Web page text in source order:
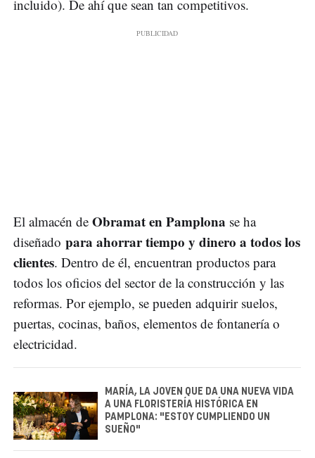
incluido). De ahí que sean tan competitivos.
El almacén de Obramat en Pamplona se ha
diseñado para ahorrar tiempo y dinero a todos los
clientes. Dentro de él, encuentran productos para
todos los oficios del sector de la construcción y las
reformas. Por ejemplo, se pueden adquirir suelos,
puertas, cocinas, baños, elementos de fontanería o
electricidad.
MARÍA, LA JOVEN QUE DA UNA NUEVA VIDA
A UNA FLORISTERÍA HISTÓRICA EN
PAMPLONA: "ESTOY CUMPLIENDO UN
SUEÑO"